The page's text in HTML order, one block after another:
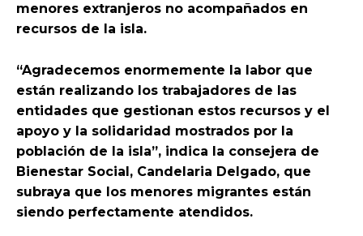
menores extranjeros no acompañados en
recursos de la isla.
“Agradecemos enormemente la labor que
están realizando los trabajadores de las
entidades que gestionan estos recursos y el
apoyo y la solidaridad mostrados por la
población de la isla”, indica la consejera de
Bienestar Social, Candelaria Delgado, que
subraya que los menores migrantes están
siendo perfectamente atendidos.